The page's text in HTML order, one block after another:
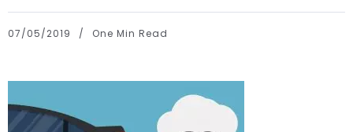
07/05/2019 One Min Read